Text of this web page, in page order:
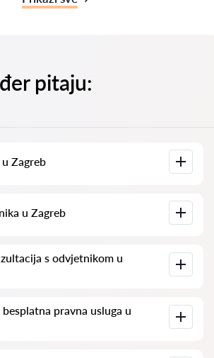
pitaju:
Zagreb
recenzije, telefonski brojevi i adrese.
u Zagreb
negativne recenzije niti postoji
povećavanja.
s odvjetnikom u
ovisno o složenosti pitanja i
pravna usluga u